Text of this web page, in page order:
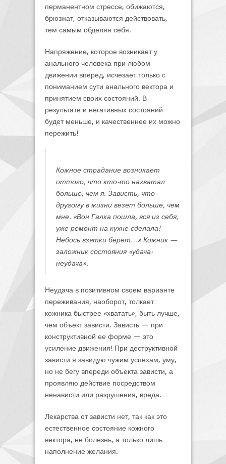
перманентном стрессе, обижаются,
брюзжат, отказываются действовать,
тем самым обделяя себя.
Напряжение, которое возникает у
анального человека при любом
движении вперед, исчезает только с
пониманием сути анального вектора и
принятием своих состояний. В
результате и негативных состояний
будет меньше, и качественнее их можно
пережить!
Кожное страдание возникает
оттого, что кто-то нахватал
больше, чем я. Зависть, что
другому в жизни везет больше, чем
мне. «Вон Галка пошла, вся из себя,
уже ремонт на кухне сделала!
Небось взятки берет…» Кожник —
заложник состояния «удача-
неудача».
Неудача в позитивном своем варианте
переживания, наоборот, толкает
кожника быстрее «хватать», быть лучше,
чем объект зависти. Зависть — при
конструктивной ее форме — это
усиление движения! При деструктивной
зависти я завидую чужим успехам, уму,
но не бегу впереди объекта зависти, а
проявляю действие посредством
ненависти или разрушения, вреда.
Лекарства от зависти нет, так как это
естественное состояние кожного
вектора, не болезнь, а только лишь
наполнение желания.